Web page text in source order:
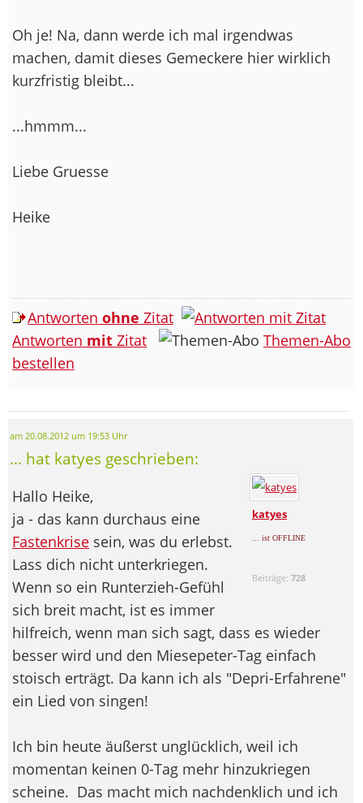
Oh je! Na, dann werde ich mal irgendwas
machen, damit dieses Gemeckere hier wirklich
kurzfristig bleibt...
...hmmm...
Liebe Gruesse
Heike
Antworten ohne Zitat
Antworten mit Zitat
Themen-Abo
bestellen
am 20.08.2012 um 19:53 Uhr
... hat katyes geschrieben:
katyes
... ist OFFLINE
Beiträge:728
Hallo Heike,
ja - das kann durchaus eine
Fastenkrise sein, was du erlebst.
Lass dich nicht unterkriegen.
Wenn so ein Runterzieh-Gefühl
sich breit macht, ist es immer
hilfreich, wenn man sich sagt, dass es wieder
besser wird und den Miesepeter-Tag einfach
stoisch erträgt. Da kann ich als "Depri-Erfahrene"
ein Lied von singen!
Ich bin heute äußerst unglücklich, weil ich
momentan keinen 0-Tag mehr hinzukriegen
scheine. Das macht mich nachdenklich und ich